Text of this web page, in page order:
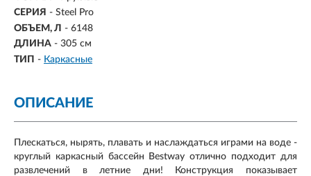
СЕРИЯ - Steel Pro
ОБЪЕМ, Л - 6148
ДЛИНА - 305 см
ТИП - Каркасные
ОПИСАНИЕ
Плескаться, нырять, плавать и наслаждаться играми на воде -
круглый каркасный бассейн Bestway отлично подходит для
развлечений в летние дни! Конструкция показывает